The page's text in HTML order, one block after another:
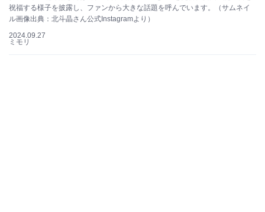
祝福する様子を披露し、ファンから大きな話題を呼んでいます。（サムネイ
ル画像出典：北斗晶さん公式Instagramより）
2024.09.27
ミモリ